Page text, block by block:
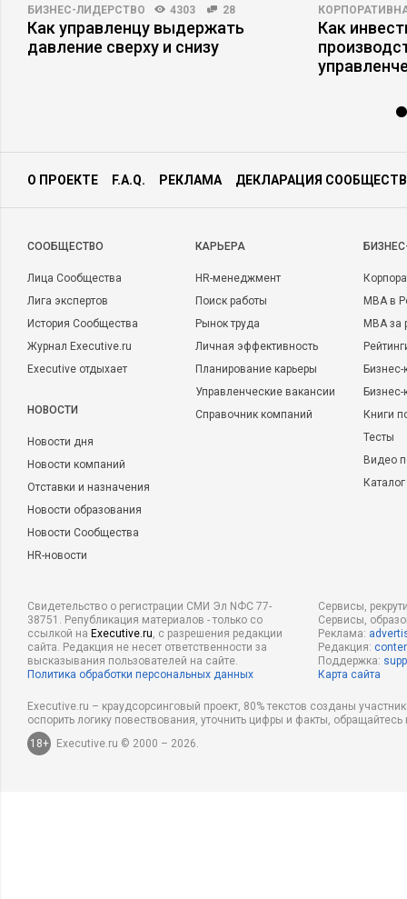
БИЗНЕС-ЛИДЕРСТВО 4303 28
Как управленцу выдержать
давление сверху и снизу
Как
О ПРОЕКТЕ F.A.Q. РЕКЛАМА ДЕКЛАРАЦИЯ
CООБЩЕСТВО
Лица Сообщества
Лига экспертов
История Сообщества
Журнал Executive.ru
Executive отдыхает
НОВОСТИ
Новости дня
Новости компаний
Отставки и назначения
Новости образования
Новости Сообщества
HR-новости
КАРЬЕРА
HR-менеджмент
Поиск работы
Рынок труда
Личная эффективность
Планирование карьеры
Управленческие вакансии
Справочник компаний
MBA в
MBA
Бизнес-
Книги
Тесты
Видео
Свидетельство о регистрации СМИ Эл NФС 77-
38751. Републикация материалов - только со
ссылкой на Executive.ru, с разрешения редакции
сайта. Редакция не несет ответственности за
высказывания пользователей на сайте.
Политика обработки персональных данных
Сервисы,
Сервисы,
Реклама:
Редакция:
Поддержка:
Карта сайта
Executive.ru – краудсорсинговый проект, 80% текстов созданы
оспорить логику повествования, уточнить цифры и факты,
18+
Executive.ru © 2000 – 2026.